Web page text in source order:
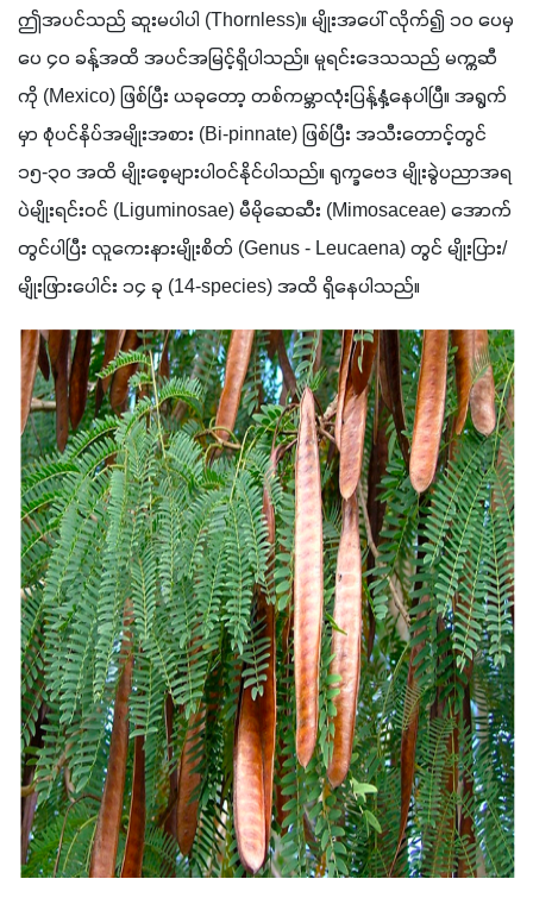
ဤအပင်သည် ဆူးမပါပါ (Thornless)။ မျိုးအပေါ် လိုက်၍ ၁၀ ပေမှ
ပေ ၄၀ ခန့်အထိ အပင်အမြင့်ရှိပါသည်။ မူရင်းဒေသသည် မက္ကဆီ
ကို (Mexico) ဖြစ်ပြီး ယခုတော့ တစ်ကမ္ဘာလုံးပြန့်နှံ့နေပါပြီ။ အရွက်
မှာ စုံပင်နိပ်အမျိုးအစား (Bi-pinnate) ဖြစ်ပြီး အသီးတောင့်တွင်
၁၅-၃၀ အထိ မျိုးစေ့များပါဝင်နိုင်ပါသည်။ ရုက္ခဗေဒ မျိုးခွဲပညာအရ
ပဲမျိုးရင်းဝင် (Liguminosae) မီမိုဆေဆီး (Mimosaceae) အောက်
တွင်ပါပြီး လူကေးနားမျိုးစိတ် (Genus - Leucaena) တွင် မျိုးပြား/
မျိုးဖြားပေါင်း ၁၄ ခု (14-species) အထိ ရှိနေပါသည်။